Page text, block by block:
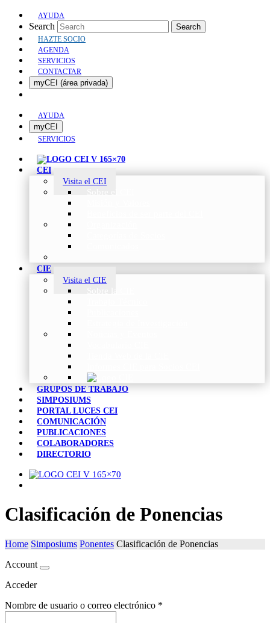
AYUDA
Search Search
HAZTE SOCIO
AGENDA
SERVICIOS
CONTACTAR
myCEI (área privada)
AYUDA
myCEI
SERVICIOS
CEI
Visita el CEI
CIE
Visita el CIE
GRUPOS DE TRABAJO
SIMPOSIUMS
PORTAL LUCES CEI
COMUNICACIÓN
PUBLICACIONES
COLABORADORES
DIRECTORIO
Clasificación de Ponencias
Home Simposiums Ponentes Clasificación de Ponencias
Account
Acceder
Nombre de usuario o correo electrónico *